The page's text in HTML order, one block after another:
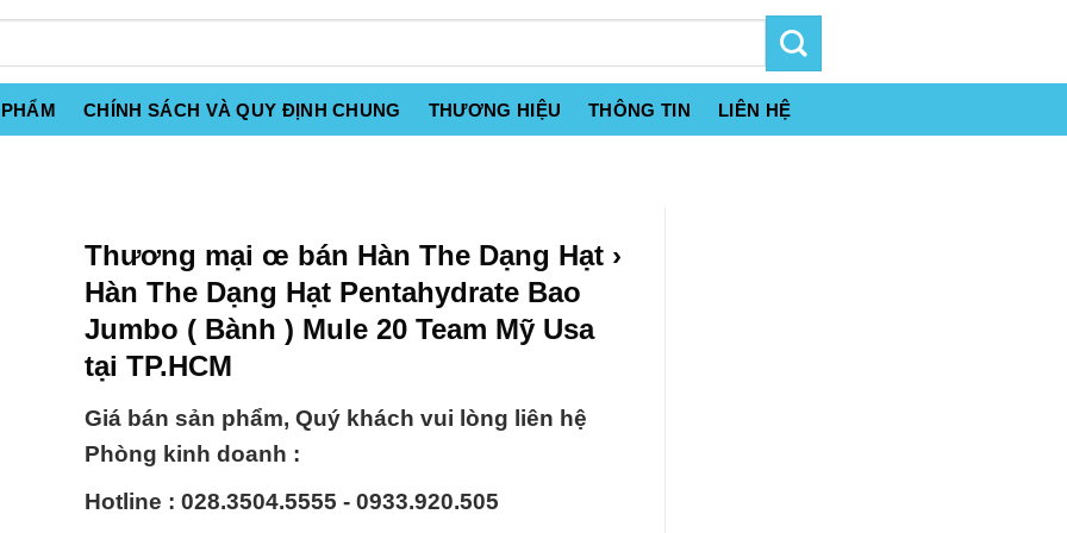
CHÍNH SÁCH VÀ QUY ĐỊNH CHUNG THƯƠNG HIỆU THÔNG TIN LIÊN HỆ
Thương mại œ bán Hàn The Dạng Hạt ›
Hàn The Dạng Hạt Pentahydrate Bao
Jumbo ( Bành ) Mule 20 Team Mỹ Usa
tại TP.HCM
Giá bán sản phẩm, Quý khách vui lòng liên hệ
Phòng kinh doanh :
Hotline : 028.3504.5555 - 0933.920.505